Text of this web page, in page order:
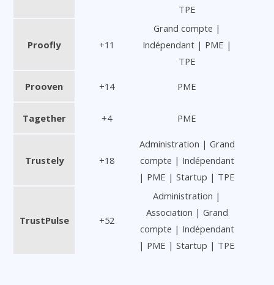
TPE
Proofly +11
Grand compte |
Indépendant | PME |
TPE
Prooven +14 PME
Tagether +4 PME
Trustely +18
Administration | Grand
compte | Indépendant
| PME | Startup | TPE
TrustPulse +52
Administration |
Association | Grand
compte | Indépendant
| PME | Startup | TPE